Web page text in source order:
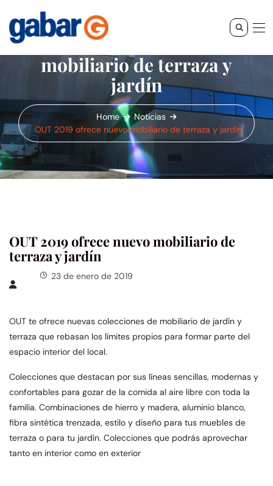
OUT 2019 ofrece nuevo
mobiliario de terraza y
jardín
Home
Noticias
OUT 2019 ofrece nuevo mobiliario de terraza y jardín
OUT 2019 ofrece nuevo mobiliario de
terraza y jardín
23 de enero de 2019
OUT te ofrece nuevas colecciones de mobiliario de jardín y
terraza que rebasan los límites propios para formar parte del
espacio interior del local.
Colecciones que destacan por sus líneas sencillas, modernas y
confortables para gozar de la comida al aire libre con toda la
familia. Combinaciones de hierro y madera, aluminio blanco,
fibra sintética trenzada, estilo y diseño para tus muebles de
terraza o para tu jardín. Colecciones que podrás aprovechar
tanto en interior como en exterior